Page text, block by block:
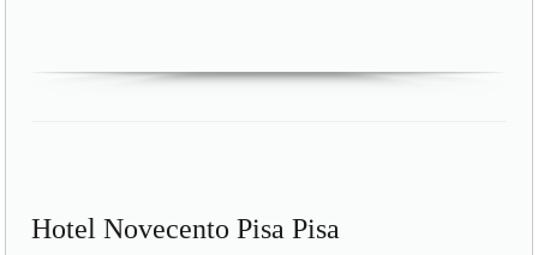
Hotel Novecento Pisa Pisa